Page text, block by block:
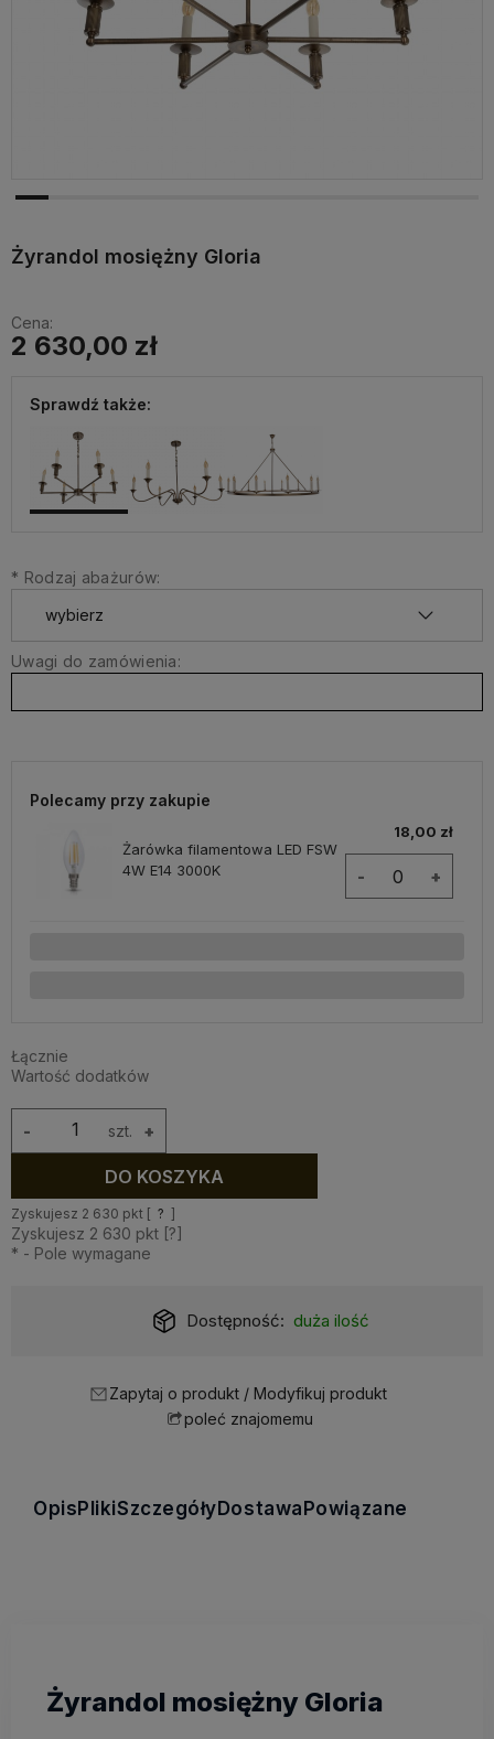
Żyrandol mosiężny Gloria
Cena:
2 630,00 zł
Sprawdź także:
* Rodzaj abażurów:
Uwagi do zamówienia:
Polecamy przy zakupie
Żarówka filamentowa LED FSW
4W E14 3000K
18,00 zł
- +
Łącznie
Wartość dodatków
szt. +
-
DO KOSZYKA
Zyskujesz 2 630 pkt [ ? ]
Zyskujesz 2 630 pkt [?]
* - Pole wymagane
Dostępność: duża ilość
Zapytaj o produkt / Modyfikuj produkt
poleć znajomemu
Opis PlikiSzczegóły Dostawa Powiązane
Żyrandol mosiężny Gloria